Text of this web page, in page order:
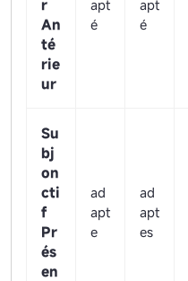
r
An
té
rie
ur
apt
é
apt
é
Su
bj
on
cti
f
Pr
és
en
ad
apt
e
ad
apt
es